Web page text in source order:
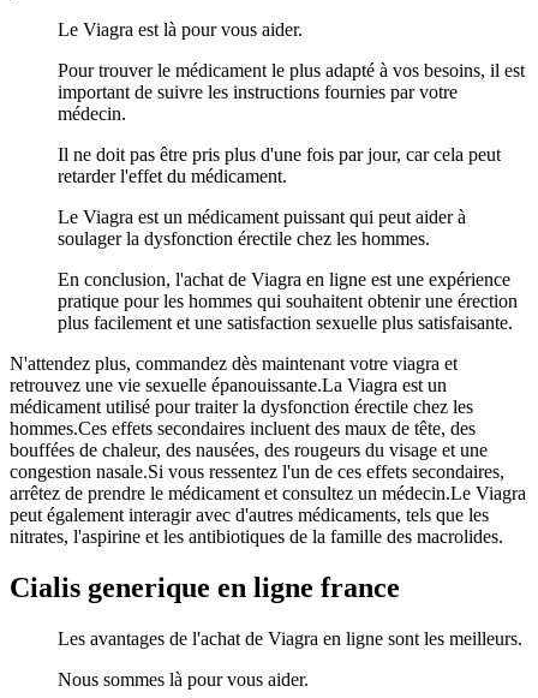
Le Viagra est là pour vous aider.
Pour trouver le médicament le plus adapté à vos besoins, il est
important de suivre les instructions fournies par votre
médecin.
Il ne doit pas être pris plus d'une fois par jour, car cela peut
retarder l'effet du médicament.
Le Viagra est un médicament puissant qui peut aider à
soulager la dysfonction érectile chez les hommes.
En conclusion, l'achat de Viagra en ligne est une expérience
pratique pour les hommes qui souhaitent obtenir une érection
plus facilement et une satisfaction sexuelle plus satisfaisante.
N'attendez plus, commandez dès maintenant votre viagra et
retrouvez une vie sexuelle épanouissante.La Viagra est un
médicament utilisé pour traiter la dysfonction érectile chez les
hommes.Ces effets secondaires incluent des maux de tête, des
bouffées de chaleur, des nausées, des rougeurs du visage et une
congestion nasale.Si vous ressentez l'un de ces effets secondaires,
arrêtez de prendre le médicament et consultez un médecin.Le Viagra
peut également interagir avec d'autres médicaments, tels que les
nitrates, l'aspirine et les antibiotiques de la famille des macrolides.
Cialis generique en ligne france
Les avantages de l'achat de Viagra en ligne sont les meilleurs.
Nous sommes là pour vous aider.